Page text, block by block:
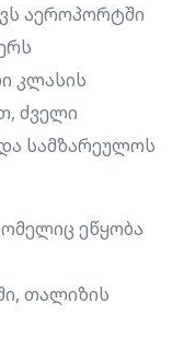
აეროპორტში
კლასის
ძველი
სამზარეულოს
ეწყობა
თალიზის